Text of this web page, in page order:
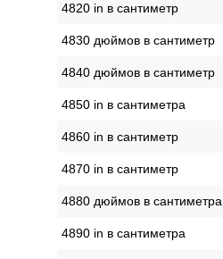
4820 in в сантиметр
4830 дюймов в сантиметр
4840 дюймов в сантиметр
4850 in в сантиметра
4860 in в сантиметр
4870 in в сантиметр
4880 дюймов в сантиметра
4890 in в сантиметра